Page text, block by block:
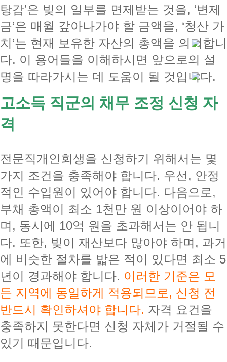
탕감’은 빚의 일부를 면제받는 것을, ‘변제
금’은 매월 갚아나가야 할 금액을, ‘청산 가
치’는 현재 보유한 자산의 총액을 의미합니
다. 이 용어들을 이해하시면 앞으로의 설
명을 따라가시는 데 도움이 될 것입니다.
고소득 직군의 채무 조정 신청 자
격
전문직개인회생을 신청하기 위해서는 몇
가지 조건을 충족해야 합니다. 우선, 안정
적인 수입원이 있어야 합니다. 다음으로,
부채 총액이 최소 1천만 원 이상이어야 하
며, 동시에 10억 원을 초과해서는 안 됩니
다. 또한, 빚이 재산보다 많아야 하며, 과거
에 비슷한 절차를 밟은 적이 있다면 최소 5
년이 경과해야 합니다. 이러한 기준은 모
든 지역에 동일하게 적용되므로, 신청 전
반드시 확인하셔야 합니다. 자격 요건을
충족하지 못한다면 신청 자체가 거절될 수
있기 때문입니다.